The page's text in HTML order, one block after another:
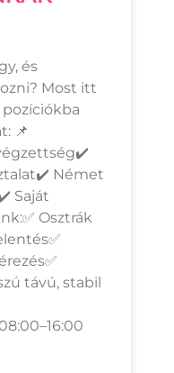
és
Most itt
pozíciókba
📌
Német
Saját
Osztrák
távú, stabil